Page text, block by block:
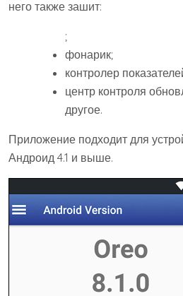
него также зашит:
;
фонарик;
контролер
центр контроля
другое.
Приложение подходит для
Андроид 4.1 и выше.